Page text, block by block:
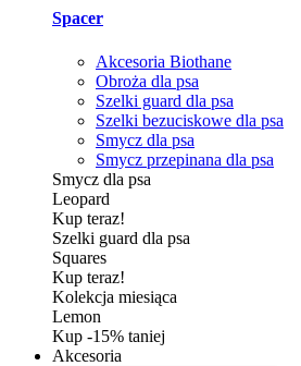
Spacer
Akcesoria Biothane
Obroża dla psa
Szelki guard dla psa
Szelki bezuciskowe dla psa
Smycz dla psa
Smycz przepinana dla psa
Smycz dla psa
Leopard
Kup teraz!
Szelki guard dla psa
Squares
Kup teraz!
Kolekcja miesiąca
Lemon
Kup -15% taniej
Akcesoria